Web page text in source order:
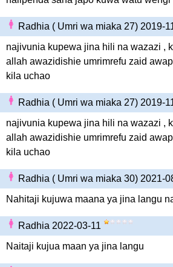
Radhia ( Umri wa miaka 27) 2019-
najivunia kupewa jina hili na wazazi ,
allah awazidishie umrimrefu zaid
kila uchao
Radhia ( Umri wa miaka 27) 2019-
najivunia kupewa jina hili na wazazi ,
allah awazidishie umrimrefu zaid
kila uchao
Radhia ( Umri wa miaka 30) 2021-
Nahitaji kujuwa maana ya jina langu
Radhia 2022-03-11
Naitaji kujua maan ya jina langu